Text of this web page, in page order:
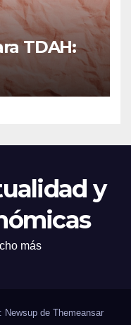
TDAH:
y
más
Newsup de Themeansar